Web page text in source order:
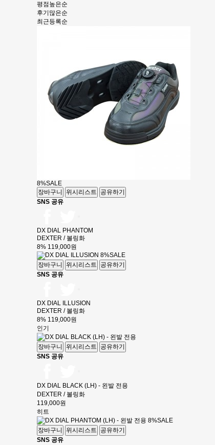
평점높은순
후기많은순
최근등록순
8%SALE
장바구니
위시리스트
공유하기
SNS 공유
DX DIAL PHANTOM
DEXTER / 볼링화
8% 119,000원
8%SALE
장바구니
위시리스트
공유하기
SNS 공유
DX DIAL ILLUSION
DEXTER / 볼링화
8% 119,000원
인기
장바구니 위시리스트
공유하기
SNS 공유
DX DIAL BLACK (LH) - 왼발 전용
DEXTER / 볼링화
119,000원
히트
8%SALE
장바구니
위시리스트
공유하기
SNS 공유